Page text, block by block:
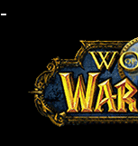
-